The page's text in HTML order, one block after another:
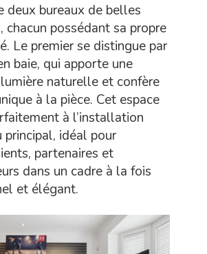
deux bureaux de belles
chacun possédant sa propre
Le premier se distingue par
baie, qui apporte une
naturelle et confère
à la pièce. Cet espace
à l’installation
principal, idéal pour
partenaires et
dans un cadre à la fois
et élégant.